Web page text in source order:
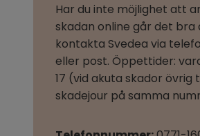
Har du inte möjlighet att
skadan online går det bra
kontakta Svedea via
eller post. Öppettider:
17 (vid akuta skador övrig
skadejour på samma